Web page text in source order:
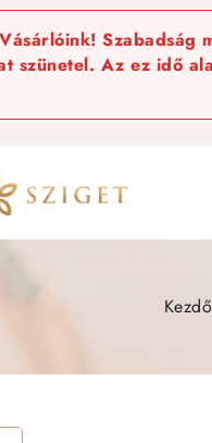
Szabadság
szünetel. Az ez idő